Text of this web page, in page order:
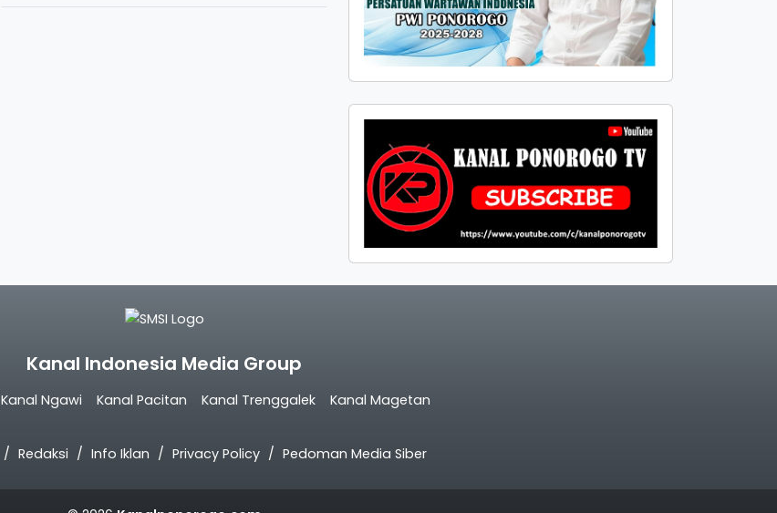
Kanal Indonesia Media Group
Kanal Ngawi Kanal Pacitan Kanal Trenggalek Kanal Magetan
Redaksi Info Iklan Privacy Policy Pedoman Media Siber